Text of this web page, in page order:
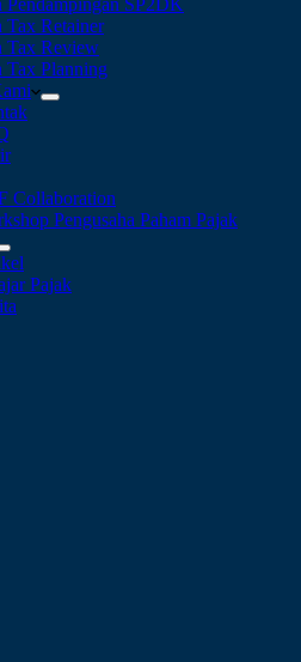
Pendampingan SP2DK
Tax Retainer
Tax Review
Tax Planning
Collaboration
Pengusaha Paham Pajak
Pajak